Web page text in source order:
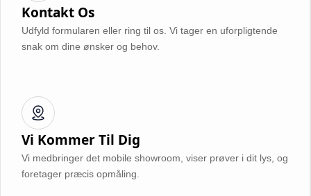
Kontakt Os
Udfyld formularen eller ring til os. Vi tager en uforpligtende
snak om dine ønsker og behov.
Vi Kommer Til Dig
Vi medbringer det mobile showroom, viser prøver i dit lys, og
foretager præcis opmåling.